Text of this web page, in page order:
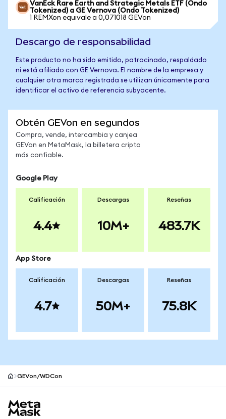
VanEck Rare Earth and Strategic Metals ETF (Ondo
Tokenized) a GE Vernova (Ondo Tokenized)
1 REMXon equivale a 0,071018 GEVon
Descargo de responsabilidad
Este producto no ha sido emitido, patrocinado, respaldado
ni está afiliado con GE Vernova. El nombre de la empresa y
cualquier otra marca registrada se utilizan únicamente para
identificar el activo de referencia subyacente.
Obtén GEVon en segundos
Compra, vende, intercambia y canjea
GEVon en MetaMask, la billetera cripto
más confiable.
Google Play
Calificación
4.4
Descargas
10M+
Reseñas
483.7K
App Store
Calificación
4.7
Descargas
50M+
Reseñas
75.8K
GEVon/WDCon